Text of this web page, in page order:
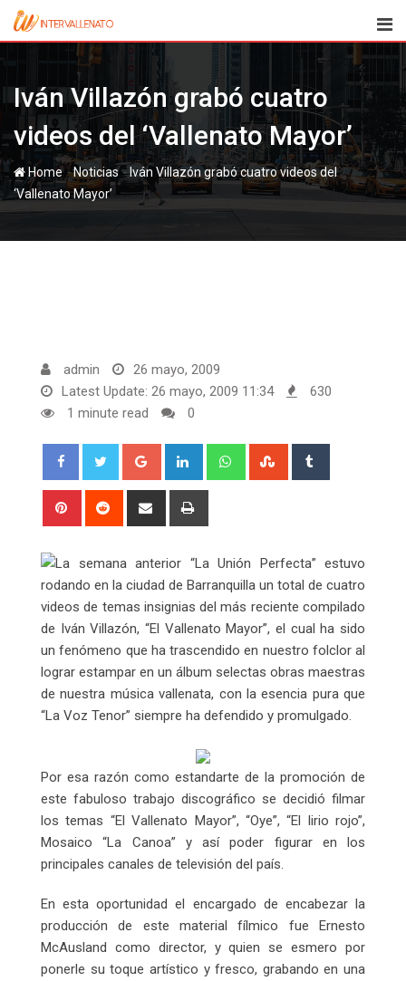
Skip
Iván Villazón grabó cuatro
videos del ‘Vallenato Mayor’
Home-Noticias-Iván Villazón grabó cuatro videos del
‘Vallenato Mayor’
admin
26 mayo, 2009
Latest Update: 26 mayo, 2009 11:34
630
1 minute read
0
Google+ LinkedIn WhatsappStumbleUpon
Pinterest Reddit
Share
La semana anterior “La Unión Perfecta” estuvo
rodando en la ciudad de Barranquilla un total de cuatro
videos de temas insignias del más reciente compilado
de Iván Villazón, “El Vallenato Mayor”, el cual ha sido
un fenómeno que ha trascendido en nuestro folclor al
lograr estampar en un álbum selectas obras maestras
de nuestra música vallenata, con la esencia pura que
“La Voz Tenor” siempre ha defendido y promulgado.
Por esa razón como estandarte de la promoción de
este fabuloso trabajo discográfico se decidió filmar
los temas “El Vallenato Mayor”, “Oye”, “El lirio rojo”,
Mosaico “La Canoa” y así poder figurar en los
principales canales de televisión del país.
En esta oportunidad el encargado de encabezar la
producción de este material fílmico fue Ernesto
McAusland como director, y quien se esmero por
ponerle su toque artístico y fresco, grabando en una